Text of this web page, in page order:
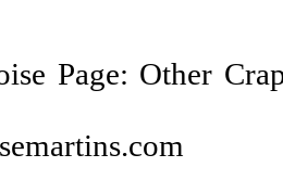
Page: Other